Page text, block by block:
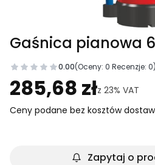
Gaśnica pianowa
0.00(Oceny: 0 Recenzje: 0)
Przejdź do sekcji
285,68 złz 23% VAT
Ceny podane bez kosztów
Zapytaj o